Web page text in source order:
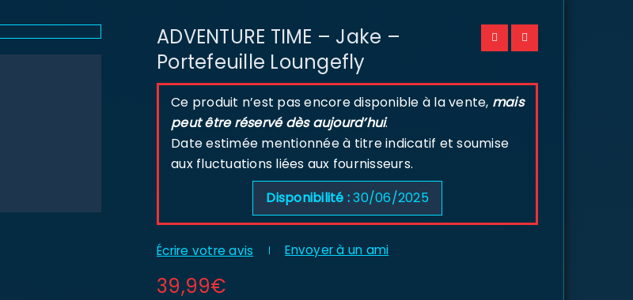
ADVENTURE TIME – Jake –
Portefeuille Loungefly
Ce produit n’est pas encore disponible à la vente, mais
peut être réservé dès aujourd’hui.
Date estimée mentionnée à titre indicatif et soumise
aux fluctuations liées aux fournisseurs.
Disponibilité :30/06/2025
Écrire votre avis Envoyer à un ami
39,99€